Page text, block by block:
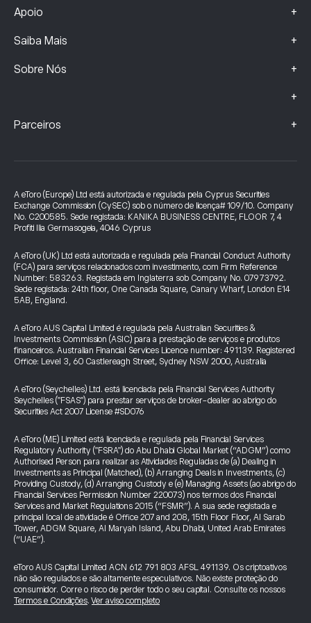
Apoio +
Saiba Mais +
Sobre Nós +
+
Parceiros +
A eToro (Europe) Ltd está autorizada e regulada pela Cyprus Securities
Exchange Commission (CySEC) sob o número de licença# 109/10. Company
No. C200585. Sede registada: KANIKA BUSINESS CENTRE, FLOOR 7, 4
Profiti Ilia Germasogeia, 4046 Cyprus
A eToro (UK) Ltd está autorizada e regulada pela Financial Conduct Authority
(FCA) para serviços relacionados com investimento, com Firm Reference
Number: 583263. Registada em Inglaterra sob Company No. 07973792.
Sede registada: 24th floor, One Canada Square, Canary Wharf, London E14
5AB, England.
A eToro AUS Capital Limited é regulada pela Australian Securities &
Investments Commission (ASIC) para a prestação de serviços e produtos
financeiros. Australian Financial Services Licence number: 491139. Registered
Office: Level 3, 60 Castlereagh Street, Sydney NSW 2000, Australia
A eToro (Seychelles) Ltd. está licenciada pela Financial Services Authority
Seychelles ("FSAS") para prestar serviços de broker-dealer ao abrigo do
Securities Act 2007 License #SD076
A eToro (ME) Limited está licenciada e regulada pela Financial Services
Regulatory Authority ("FSRA") do Abu Dhabi Global Market (“ADGM”) como
Authorised Person para realizar as Atividades Reguladas de (a) Dealing in
Investments as Principal (Matched), (b) Arranging Deals in Investments, (c)
Providing Custody, (d) Arranging Custody e (e) Managing Assets (ao abrigo do
Financial Services Permission Number 220073) nos termos dos Financial
Services and Market Regulations 2015 (“FSMR”). A sua sede registada e
principal local de atividade é Office 207 and 208, 15th Floor Floor, Al Sarab
Tower, ADGM Square, Al Maryah Island, Abu Dhabi, United Arab Emirates
(“UAE”).
eToro AUS Capital Limited ACN 612 791 803 AFSL 491139. Os criptoativos
não são regulados e são altamente especulativos. Não existe proteção do
consumidor. Corre o risco de perder todo o seu capital. Consulte os nossos
Termos e Condições.Ver aviso completo